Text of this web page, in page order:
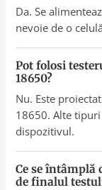
Da. Se
nevoie de o
Pot folosi
18650?
Nu. Este
18650. Alte
dispozitivul.
Ce se întâmplă
de finalul